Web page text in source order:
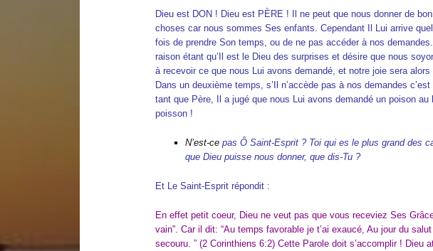
Dieu est DON ! Dieu est PÈRE ! Il ne peut que nous donner de
choses car nous sommes Ses enfants. Cependant Il Lui arrive
fois de prendre Son temps, ou de ne pas accéder à nos
raison étant qu’Il est le Dieu des surprises et désire que nous
à recevoir ce que nous Lui avons demandé, et notre joie sera alors
Dans un deuxième temps, s’Il n’accède pas à nos demandes c’est
tant que Père, Il a jugé que nous Lui avons demandé un poison au
poisson !
N’est-cepas Ô Saint-Esprit ? Toi qui es le plus grand des
que Dieu puisse nous donner, que dis-Tu ?
Et Le Saint-Esprit répondit :
En effet petit coeur, Dieu ne veut pas que vous receviez Ses
vain”. Car il dit: “Au temps favorable je t’ai exaucé, Au jour du salut
secouru. ” (2 Corinthiens 6:2) Cette Parole doit s’accomplir ! Dieu